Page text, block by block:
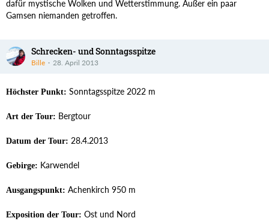
dafür mystische Wolken und Wetterstimmung. Außer ein paar
Gamsen niemanden getroffen.
Schrecken- und Sonntagsspitze
Bille 28. April 2013
Höchster Punkt: Sonntagsspitze 2022 m
Art der Tour: Bergtour
Datum der Tour: 28.4.2013
Gebirge: Karwendel
Ausgangspunkt: Achenkirch 950 m
Exposition der Tour: Ost und Nord